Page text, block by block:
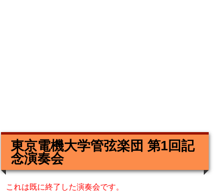
東京電機大学管弦楽団 第1回記
念演奏会
これは既に終了した演奏会です。